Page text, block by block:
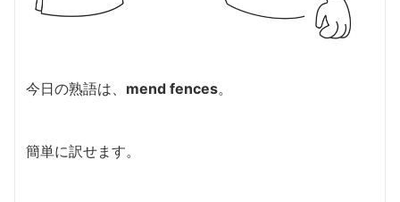
今日の熟語は、 mend fences。
簡単に訳せます。